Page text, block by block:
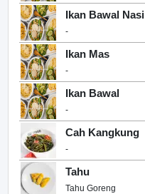
Ikan Bawal Nasi
-
Ikan Mas
-
Ikan Bawal
-
Cah Kangkung
-
Tahu
Tahu Goreng